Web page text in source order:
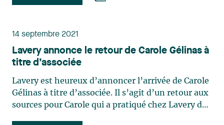
14 septembre 2021
Lavery annonce le retour de Carole Gélinas à
titre d’associée
Lavery est heureux d’annoncer l’arrivée de Carole
Gélinas à titre d’associée. Il s’agit d’un retour aux
sources pour Carole qui a pratiqué chez Lavery de